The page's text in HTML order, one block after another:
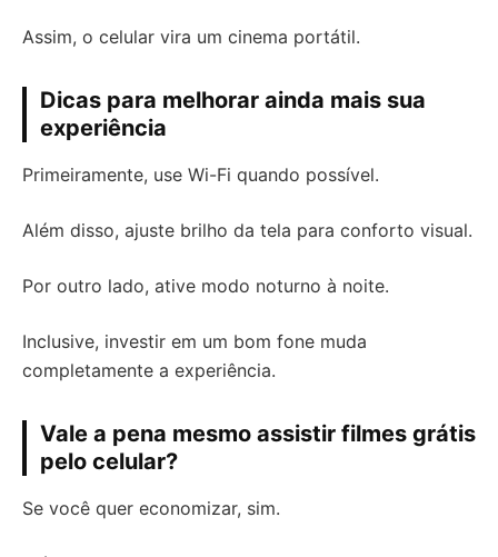
Assim, o celular vira um cinema portátil.
Dicas para melhorar ainda mais sua
experiência
Primeiramente, use Wi-Fi quando possível.
Além disso, ajuste brilho da tela para conforto visual.
Por outro lado, ative modo noturno à noite.
Inclusive, investir em um bom fone muda
completamente a experiência.
Vale a pena mesmo assistir filmes grátis
pelo celular?
Se você quer economizar, sim.